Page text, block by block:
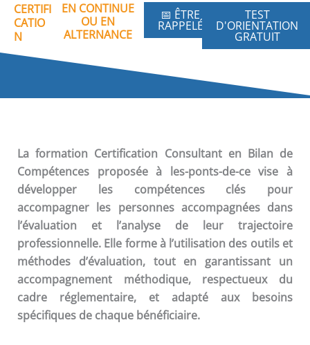
CERTIFI
CATIO
N
EN CONTINUE
OU EN
ALTERNANCE
📅 ÊTRE
RAPPELÉ
TEST
D'ORIENTATION
GRATUIT
La formation Certification Consultant en Bilan de
Compétences proposée à les-ponts-de-ce vise à
développer les compétences clés pour
accompagner les personnes accompagnées dans
l’évaluation et l’analyse de leur trajectoire
professionnelle. Elle forme à l’utilisation des outils et
méthodes d’évaluation, tout en garantissant un
accompagnement méthodique, respectueux du
cadre réglementaire, et adapté aux besoins
spécifiques de chaque bénéficiaire.